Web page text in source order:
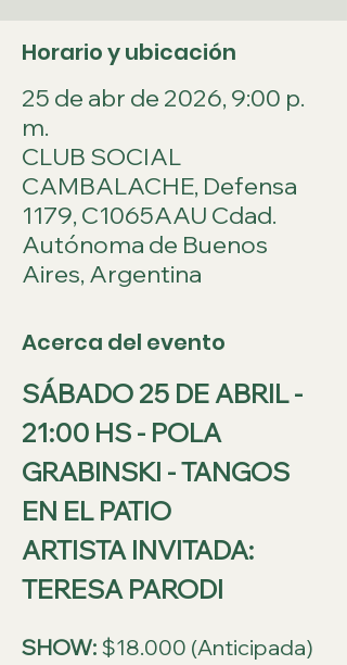
Horario y ubicación
25 de abr de 2026, 9:00 p.
m.
CLUB SOCIAL
CAMBALACHE, Defensa
1179, C1065AAU Cdad.
Autónoma de Buenos
Aires, Argentina
Acerca del evento
SÁBADO 25 DE ABRIL -
21:00 HS - POLA
GRABINSKI - TANGOS
EN EL PATIO
ARTISTA INVITADA:
TERESA PARODI
SHOW: $18.000 (Anticipada)